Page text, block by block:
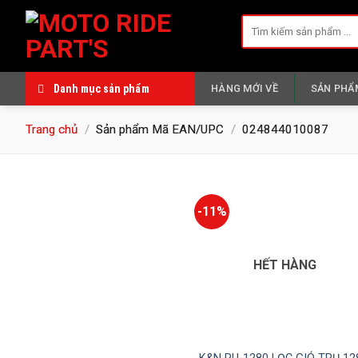
content
Tìm
Danh mục sản phẩm HÀNG MỚI VỀ SẢN
Trang chủ / Sản phẩm Mã EAN/UPC / 024844010087
-11%
HẾT HÀNG